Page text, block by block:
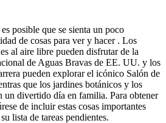
posible que se sienta un poco
de cosas para ver y hacer . Los
al aire libre pueden disfrutar de la
de Aguas Bravas de EE. UU. y los
pueden explorar el icónico Salón de
que los jardines botánicos y los
un divertido día en familia. Para obtener
de incluir estas cosas importantes
lista de tareas pendientes.